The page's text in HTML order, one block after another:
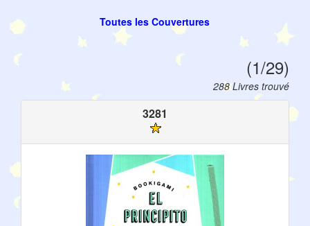
Toutes les Couvertures
(1/29)
288 Livres trouvé
3281